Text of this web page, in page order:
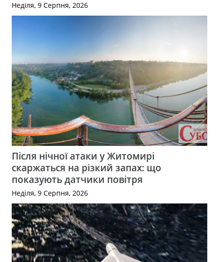
Неділя, 9 Серпня, 2026
Після нічної атаки у Житомирі
скаржаться на різкий запах: що
показують датчики повітря
Неділя, 9 Серпня, 2026